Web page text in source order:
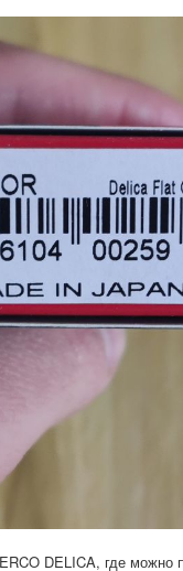
DELICA, где можно